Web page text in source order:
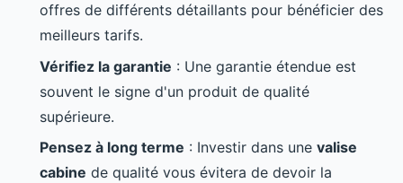
offres de différents détaillants pour bénéficier des
meilleurs tarifs.
Vérifiez la garantie : Une garantie étendue est
souvent le signe d'un produit de qualité
supérieure.
Pensez à long terme : Investir dans une valise
cabine de qualité vous évitera de devoir la